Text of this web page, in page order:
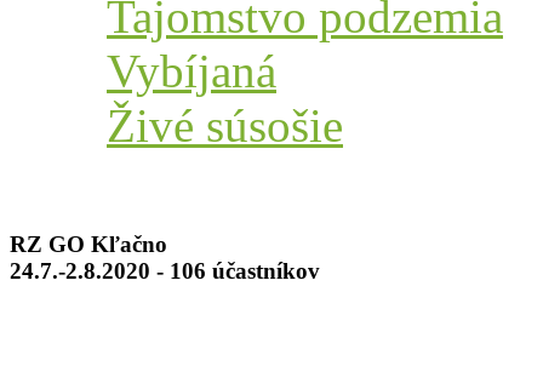
Tajomstvo podzemia
Vybíjaná
Živé súsošie
RZ GO Kľačno
24.7.-2.8.2020 - 106 účastníkov